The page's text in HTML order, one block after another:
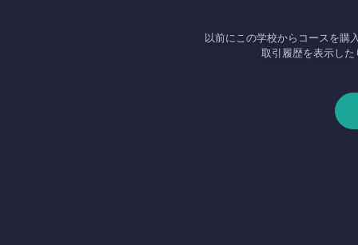
以前にこの学校からコースを購
取引履歴を表示し